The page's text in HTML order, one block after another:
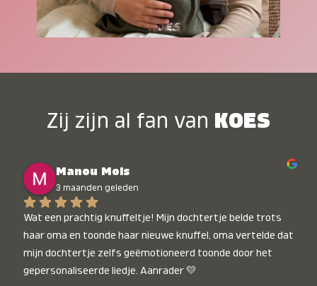
Zij zijn al fan van KOES
Manou Mols
3 maanden geleden
Wat een prachtig knuffeltje! Mijn dochtertje belde trots
haar oma en toonde haar nieuwe knuffel, oma vertelde dat
mijn dochtertje zelfs geëmotioneerd toonde door het
gepersonaliseerde liedje. Aanrader 💛